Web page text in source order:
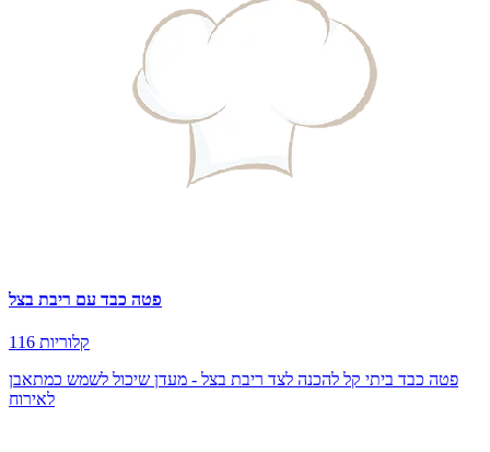
פטה כבד עם ריבת בצל
116 קלוריות
פטה כבד ביתי קל להכנה לצד ריבת בצל - מעדן שיכול לשמש כמתאבן
לאירוח